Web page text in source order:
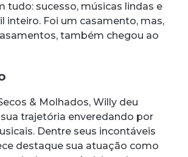
tudo: sucesso, músicas lindas e
inteiro. Foi um casamento, mas,
também chegou ao
& Molhados, Willy deu
trajetória enveredando por
Dentre seus incontáveis
destaque sua atuação como